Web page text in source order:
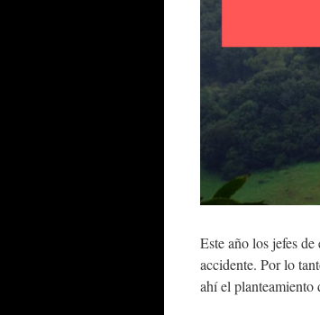
Este año los jefes
accidente. Por lo
ahí el planteamiento